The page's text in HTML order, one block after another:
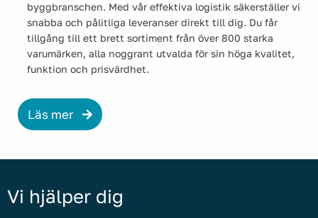
byggbranschen. Med vår effektiva logistik säkerställer vi
snabba och pålitliga leveranser direkt till dig. Du får
tillgång till ett brett sortiment från över 800 starka
varumärken, alla noggrant utvalda för sin höga kvalitet,
funktion och prisvärdhet.
Läs mer
Vi hjälper dig